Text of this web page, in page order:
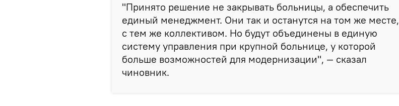
"Принято решение не закрывать больницы, а обеспечить
единый менеджмент. Они так и останутся на том же месте,
с тем же коллективом. Но будут объединены в единую
систему управления при крупной больнице, у которой
больше возможностей для модернизации", — сказал
чиновник.